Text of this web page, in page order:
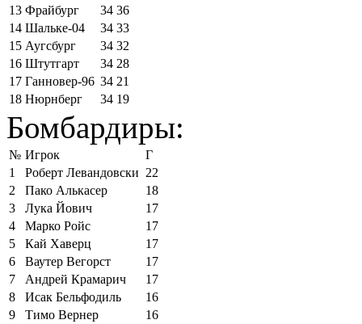
13 Фрайбург 34 36
14 Шальке-04 34 33
15 Аугсбург 34 32
16 Штутгарт 34 28
17 Ганновер-96 34 21
18 Нюрнберг 34 19
Бомбардиры:
№ Игрок
Г
1
Роберт Левандовски 22
2
Пако Алькасер
18
3
Лука Йович
17
4
Марко Ройс
17
5
Кай Хаверц
17
6
Ваутер Вегорст
17
7
Андрей Крамарич
17
8
Исак Бельфодиль
16
9
Тимо Вернер
16